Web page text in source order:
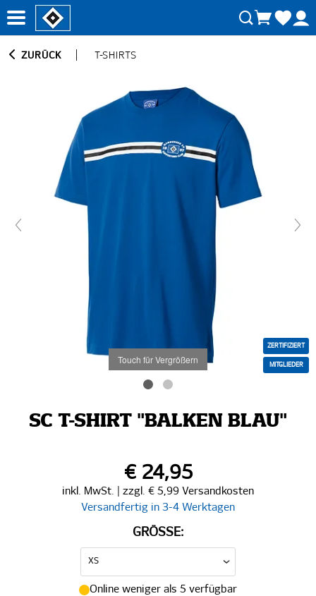
ZURÜCK T-SHIRTS
Touch für Vergrößern
ZERTIFIZIERT
MITGLIEDER
SC T-SHIRT "BALKEN BLAU"
€ 24,95
inkl. MwSt. | zzgl. € 5,99 Versandkosten
Versandfertig in 3-4 Werktagen
GRÖSSE:
Online weniger als 5 verfügbar